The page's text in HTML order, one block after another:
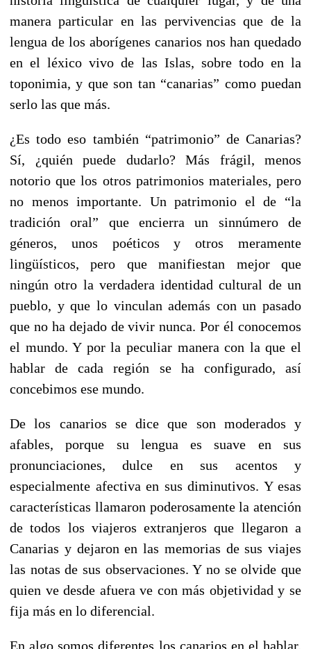
manera particular en las pervivencias que de la
lengua de los aborígenes canarios nos han quedado
en el léxico vivo de las Islas, sobre todo en la
toponimia, y que son tan “canarias” como puedan
serlo las que más.
¿Es todo eso también “patrimonio” de Canarias?
Sí, ¿quién puede dudarlo? Más frágil, menos
notorio que los otros patrimonios materiales, pero
no menos importante. Un patrimonio el de “la
tradición oral” que encierra un sinnúmero de
géneros, unos poéticos y otros meramente
lingüísticos, pero que manifiestan mejor que
ningún otro la verdadera identidad cultural de un
pueblo, y que lo vinculan además con un pasado
que no ha dejado de vivir nunca. Por él conocemos
el mundo. Y por la peculiar manera con la que el
hablar de cada región se ha configurado, así
concebimos ese mundo.
De los canarios se dice que son moderados y
afables, porque su lengua es suave en sus
pronunciaciones, dulce en sus acentos y
especialmente afectiva en sus diminutivos. Y esas
características llamaron poderosamente la atención
de todos los viajeros extranjeros que llegaron a
Canarias y dejaron en las memorias de sus viajes
las notas de sus observaciones. Y no se olvide que
quien ve desde afuera ve con más objetividad y se
fija más en lo diferencial.
En algo somos diferentes los canarios en el hablar.